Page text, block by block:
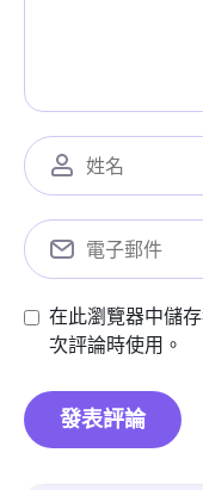
在此瀏覽器中儲
次評論時使用。